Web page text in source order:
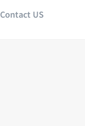
Contact US